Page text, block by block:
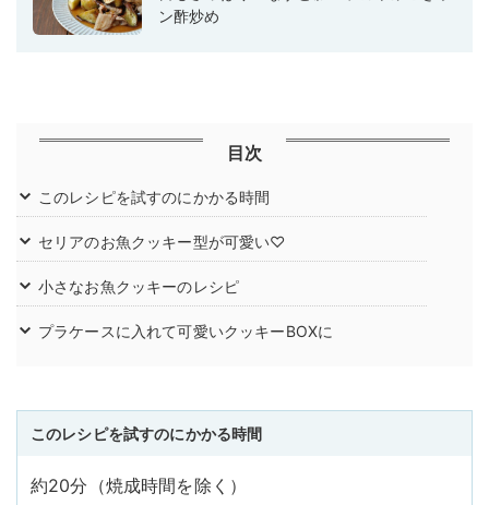
ン酢炒め
目次
このレシピを試すのにかかる時間
セリアのお魚クッキー型が可愛い♡
小さなお魚クッキーのレシピ
プラケースに入れて可愛いクッキーBOXに
このレシピを試すのにかかる時間
約20分（焼成時間を除く）